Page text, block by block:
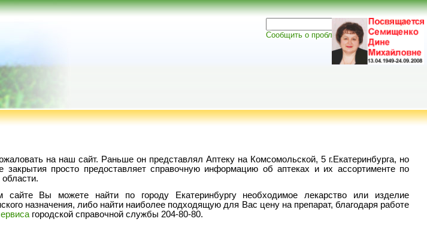
Сообщить о проблеме
на наш сайт. Раньше он представлял Аптеку на Комсомольской, 5 г.Екатеринбурга, но
закрытия просто предоставляет справочную информацию об аптеках и их ассортименте по
области.
сайте Вы можете найти по городу Екатеринбургу необходимое лекарство или изделие
назначения, либо найти наиболее подходящую для Вас цену на препарат, благодаря работе
городской справочной службы 204-80-80.